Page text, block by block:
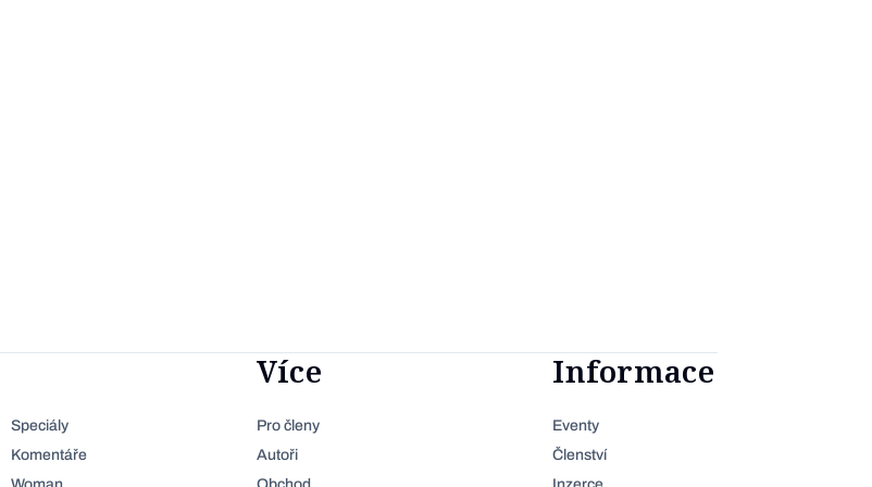
Speciály
Komentáře
Více
Pro členy
Autoři
Informace
Eventy
Členství